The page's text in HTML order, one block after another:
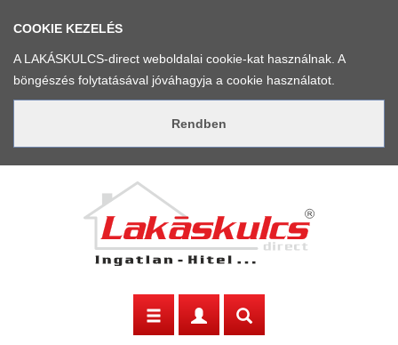
COOKIE KEZELÉS
A LAKÁSKULCS-direct weboldalai cookie-kat használnak. A
böngészés folytatásával jóváhagyja a cookie használatot.